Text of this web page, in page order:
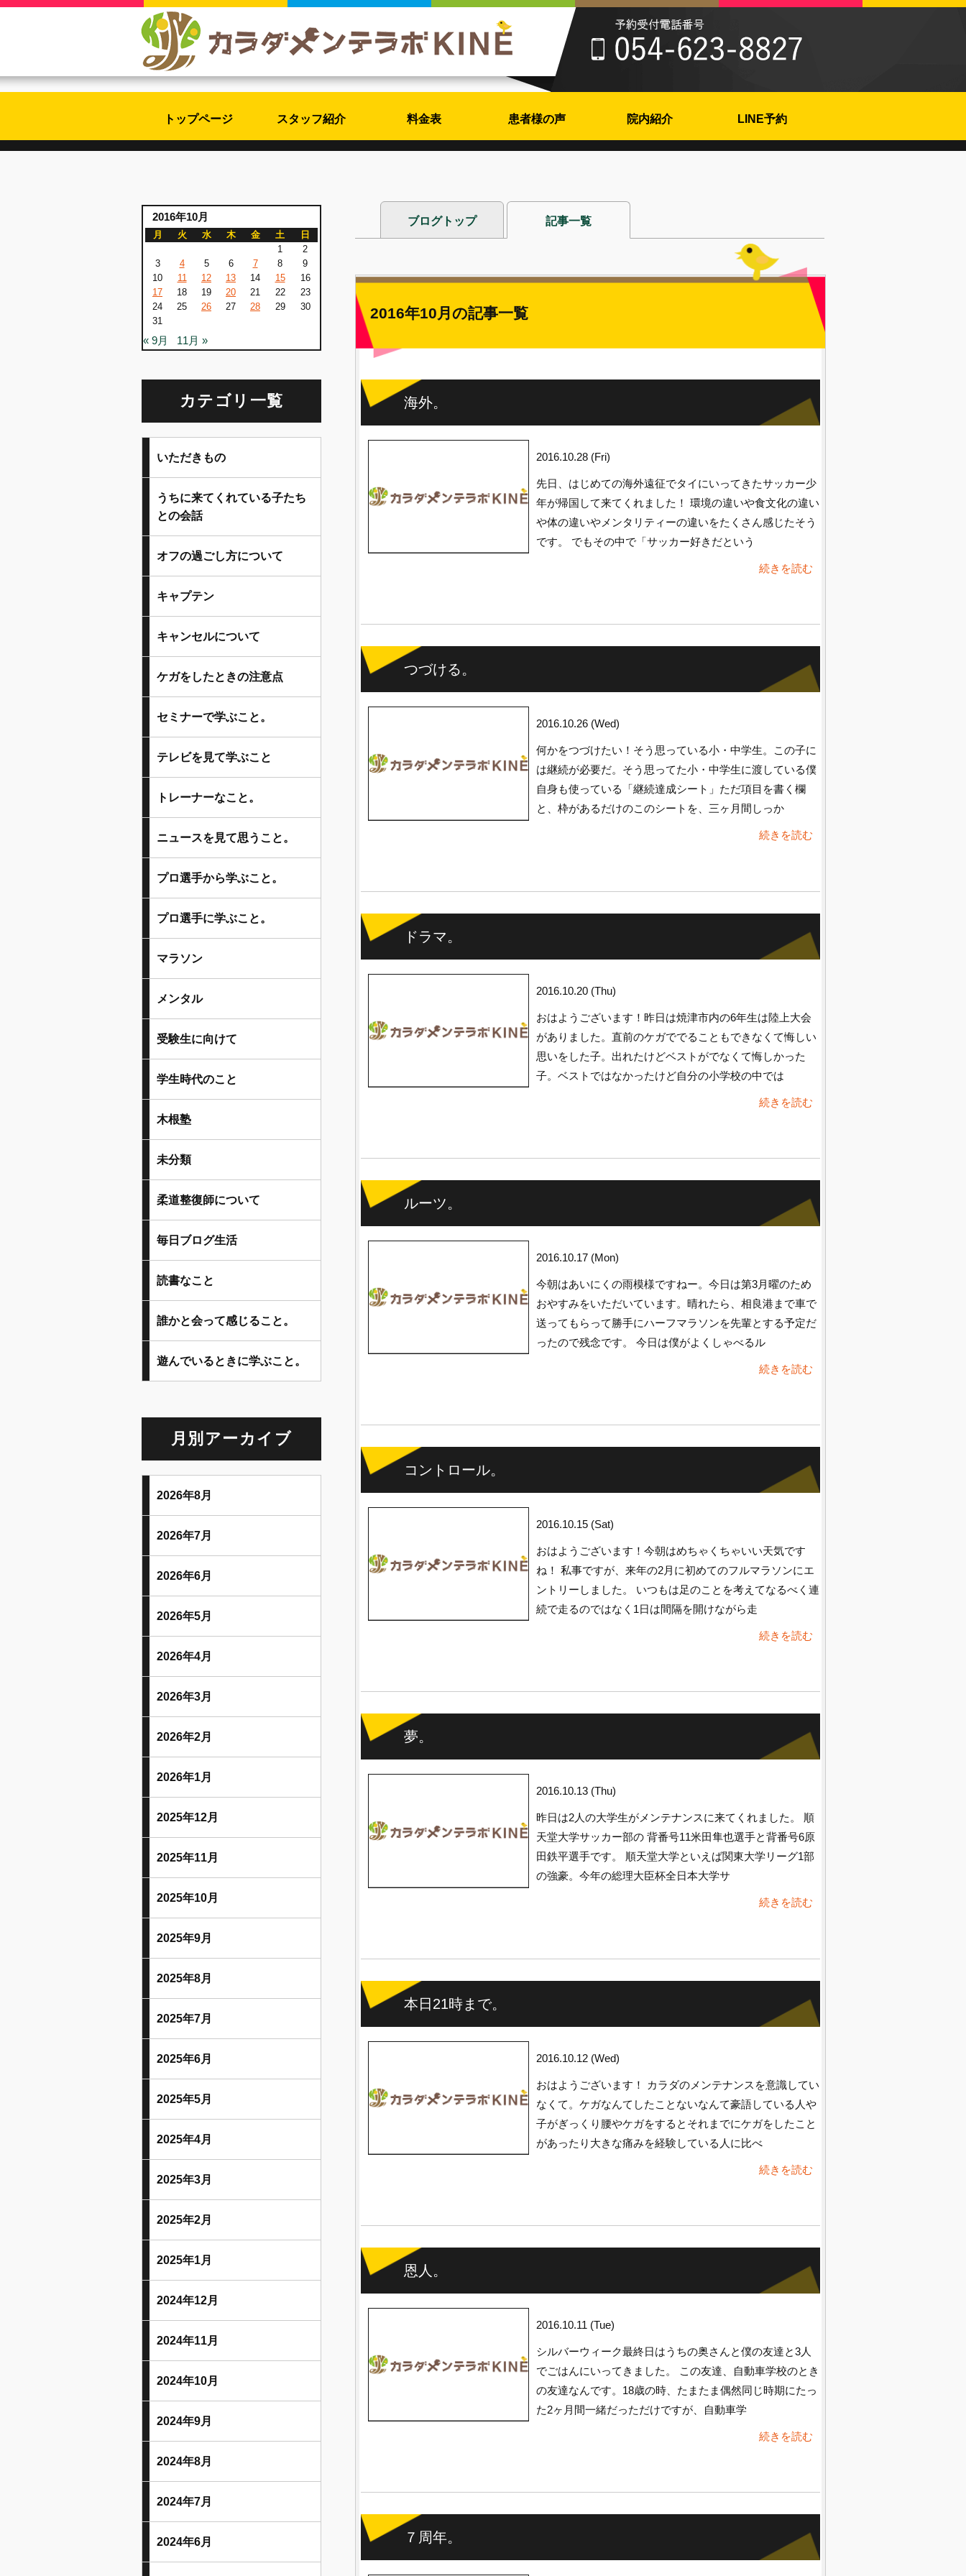
トップページ スタッフ紹介 料金表 患者様の声 院内紹介 LINE予約
ブログトップ 記事一覧
2016年10月の記事一覧
海外。
2016.10.28 (Fri)
先日、はじめての海外遠征でタイにいってきたサッカー少
年が帰国して来てくれました！ 環境の違いや食文化の違い
や体の違いやメンタリティーの違いをたくさん感じたそう
です。 でもその中で「サッカー好きだという
続きを読む
つづける。
2016.10.26 (Wed)
何かをつづけたい！そう思っている小・中学生。この子に
は継続が必要だ。そう思ってた小・中学生に渡している僕
自身も使っている「継続達成シート」ただ項目を書く欄
と、枠があるだけのこのシートを、三ヶ月間しっか
続きを読む
ドラマ。
2016.10.20 (Thu)
おはようございます！昨日は焼津市内の6年生は陸上大会
がありました。直前のケガででることもできなくて悔しい
思いをした子。出れたけどベストがでなくて悔しかった
子。ベストではなかったけど自分の小学校の中では
続きを読む
ルーツ。
2016.10.17 (Mon)
今朝はあいにくの雨模様ですねー。今日は第3月曜のため
おやすみをいただいています。晴れたら、相良港まで車で
送ってもらって勝手にハーフマラソンを先輩とする予定だ
ったので残念です。 今日は僕がよくしゃべるル
続きを読む
コントロール。
2016.10.15 (Sat)
おはようございます！今朝はめちゃくちゃいい天気です
ね！ 私事ですが、来年の2月に初めてのフルマラソンにエ
ントリーしました。 いつもは足のことを考えてなるべく連
続で走るのではなく1日は間隔を開けながら走
続きを読む
夢。
2016.10.13 (Thu)
昨日は2人の大学生がメンテナンスに来てくれました。 順
天堂大学サッカー部の 背番号11米田隼也選手と背番号6原
田鉄平選手です。 順天堂大学といえば関東大学リーグ1部
の強豪。今年の総理大臣杯全日本大学サ
続きを読む
本日21時まで。
2016.10.12 (Wed)
おはようございます！ カラダのメンテナンスを意識してい
なくて。ケガなんてしたことないなんて豪語している人や
子がぎっくり腰やケガをするとそれまでにケガをしたこと
があったり大きな痛みを経験している人に比べ
続きを読む
恩人。
2016.10.11 (Tue)
シルバーウィーク最終日はうちの奥さんと僕の友達と3人
でごはんにいってきました。 この友達、自動車学校のとき
の友達なんです。18歳の時、たまたま偶然同じ時期にたっ
た2ヶ月間一緒だっただけですが、自動車学
続きを読む
７周年。
2016年10月
月 火 水 木 金 土
日
1
2
3
4 5 6 7 8
9
10
11 12 13 14 15
16
17
18 19 20 21 22
23
24
25 26 27 28 29
30
31
« 9月 11月 »
カテゴリ一覧
いただきもの
うちに来てくれている子たち
との会話
オフの過ごし方について
キャプテン
キャンセルについて
ケガをしたときの注意点
セミナーで学ぶこと。
テレビを見て学ぶこと
トレーナーなこと。
ニュースを見て思うこと。
プロ選手から学ぶこと。
プロ選手に学ぶこと。
マラソン
メンタル
受験生に向けて
学生時代のこと
木根塾
未分類
柔道整復師について
毎日ブログ生活
読書なこと
誰かと会って感じること。
遊んでいるときに学ぶこと。
月別アーカイブ
2026年8月
2026年7月
2026年6月
2026年5月
2026年4月
2026年3月
2026年2月
2026年1月
2025年12月
2025年11月
2025年10月
2025年9月
2025年8月
2025年7月
2025年6月
2025年5月
2025年4月
2025年3月
2025年2月
2025年1月
2024年12月
2024年11月
2024年10月
2024年9月
2024年8月
2024年7月
2024年6月